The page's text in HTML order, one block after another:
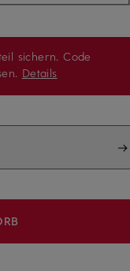
sichern. Code
Details